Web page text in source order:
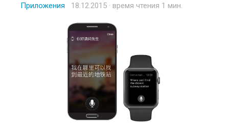
Приложения
Posted
18.12.2015 · время чтения 1 мин.